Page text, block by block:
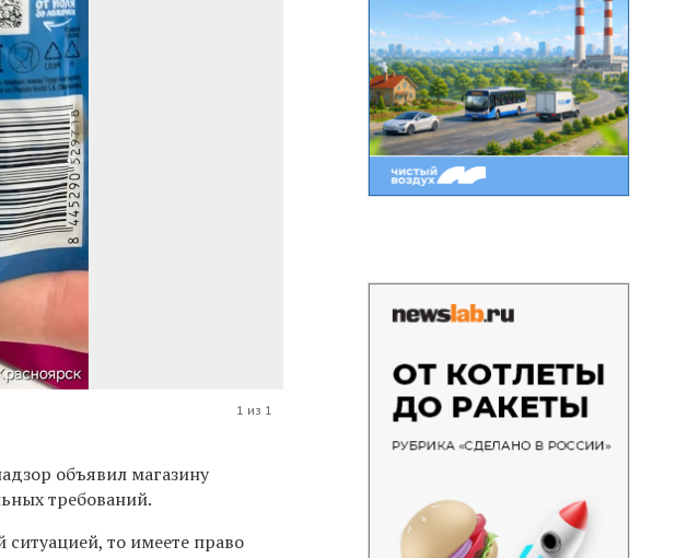
1 из 1
объявил магазину
требований.
то имеете право